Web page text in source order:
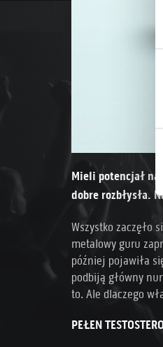
o
d
Mieli potencjał
dobre rozbłysła.
Wszystko zaczęło
metalowy guru
później pojawiła
podbiją główny
to. Ale dlaczego
PEŁEN